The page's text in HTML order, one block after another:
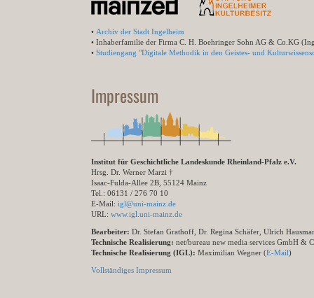
• Archiv der Stadt Ingelheim
• Inhaberfamilie der Firma C. H. Boehringer Sohn AG & Co.KG
• Studiengang "Digitale Methodik in den Geistes- und
Impressum
Institut für Geschichtliche Landeskunde Rheinland-Pfalz e.V.
Hrsg. Dr. Werner Marzi †
Isaac-Fulda-Allee 2B, 55124 Mainz
Tel.: 06131 / 276 70 10
E-Mail: igl@uni-mainz.de
URL: www.igl.uni-mainz.de
Bearbeiter: Dr. Stefan Grathoff, Dr. Regina Schäfer, Ulrich
Technische Realisierung: net/bureau new media services GmbH &
Technische Realisierung (IGL): Maximilian Wegner (E-Mail)
Vollständiges Impressum